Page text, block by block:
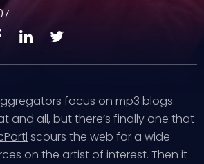
focus on mp3 blogs.
and all, but there’s finally one that
scours the web for a wide
on the artist of interest. Then it